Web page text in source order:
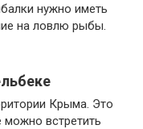
нужно иметь
на ловлю рыбы.
Крыма. Это
встретить